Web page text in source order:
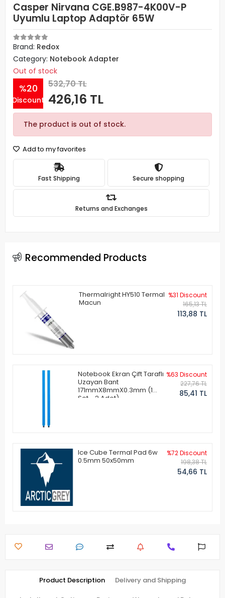
Casper Nirvana CGE.B987-4K00V-P
Uyumlu Laptop Adaptör 65W
Brand: Redox
Category: Notebook Adapter
Out of stock
%20
Discount
532,70 TL
426,16 TL
The product is out of stock.
Add to my favorites
Fast Shipping Secure shopping
Returns and Exchanges
Recommended Products
Thermalright HY510 Termal
Macun
%31 Discount
165,13 TL
113,88 TL
Notebook Ekran Çift Taraflı
Uzayan Bant
171mmX8mmX0.3mm (1
Set - 2 Adet)
%63 Discount
227,76 TL
85,41 TL
Ice Cube Termal Pad 6w
0.5mm 50x50mm
%72 Discount
198,38 TL
54,66 TL
Product Description Delivery and Shipping